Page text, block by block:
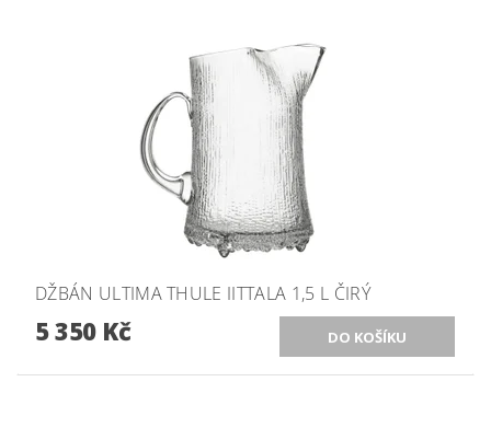
DŽBÁN ULTIMA THULE IITTALA 1,5 L ČIRÝ
5 350 Kč